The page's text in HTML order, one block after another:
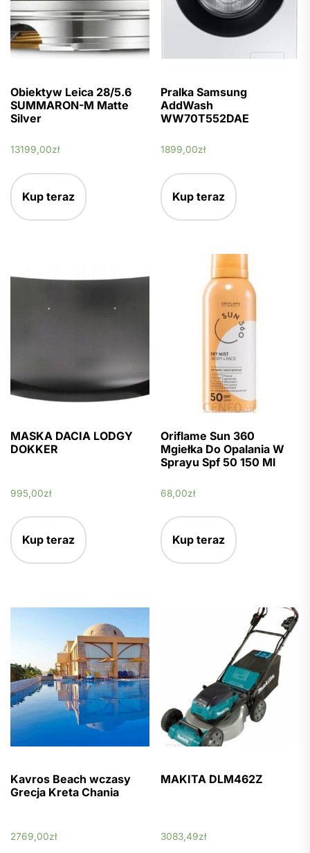
Obiektyw Leica 28/5.6
SUMMARON-M Matte
Silver
13199,00zł
Kup teraz
Pralka Samsung
AddWash
WW70T552DAE
1899,00zł
Kup teraz
MASKA DACIA LODGY
DOKKER
995,00zł
Kup teraz
Oriflame Sun 360
Mgiełka Do Opalania W
Sprayu Spf 50 150 Ml
68,00zł
Kup teraz
Kavros Beach wczasy
Grecja Kreta Chania
2769,00zł
MAKITA DLM462Z
3083,49zł